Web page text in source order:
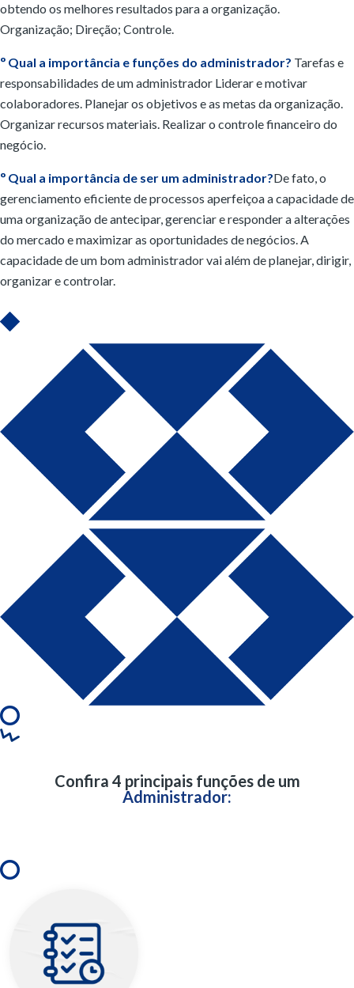
obtendo os melhores resultados para a organização.
Organização; Direção; Controle.
º Qual a importância e funções do administrador? Tarefas e
responsabilidades de um administrador Liderar e motivar
colaboradores. Planejar os objetivos e as metas da organização.
Organizar recursos materiais. Realizar o controle financeiro do
negócio.
º Qual a importância de ser um administrador?De fato, o
gerenciamento eficiente de processos aperfeiçoa a capacidade de
uma organização de antecipar, gerenciar e responder a alterações
do mercado e maximizar as oportunidades de negócios. A
capacidade de um bom administrador vai além de planejar, dirigir,
organizar e controlar.
Confira 4 principais funções de um
Administrador: